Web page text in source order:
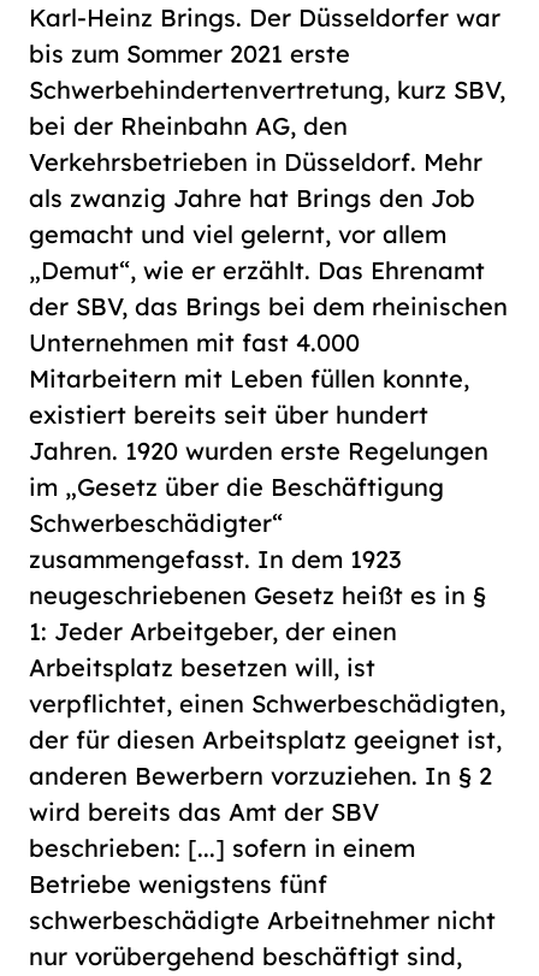
Karl-Heinz Brings. Der Düsseldorfer war
bis zum Sommer 2021 erste
Schwerbehindertenvertretung, kurz SBV,
bei der Rheinbahn AG, den
Verkehrsbetrieben in Düsseldorf. Mehr
als zwanzig Jahre hat Brings den Job
gemacht und viel gelernt, vor allem
„Demut“, wie er erzählt. Das Ehrenamt
der SBV, das Brings bei dem rheinischen
Unternehmen mit fast 4.000
Mitarbeitern mit Leben füllen konnte,
existiert bereits seit über hundert
Jahren. 1920 wurden erste Regelungen
im „Gesetz über die Beschäftigung
Schwerbeschädigter“
zusammengefasst. In dem 1923
neugeschriebenen Gesetz heißt es in §
1: Jeder Arbeitgeber, der einen
Arbeitsplatz besetzen will, ist
verpflichtet, einen Schwerbeschädigten,
der für diesen Arbeitsplatz geeignet ist,
anderen Bewerbern vorzuziehen. In § 2
wird bereits das Amt der SBV
beschrieben: [...] sofern in einem
Betriebe wenigstens fünf
schwerbeschädigte Arbeitnehmer nicht
nur vorübergehend beschäftigt sind,